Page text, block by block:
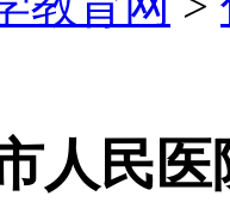
人民